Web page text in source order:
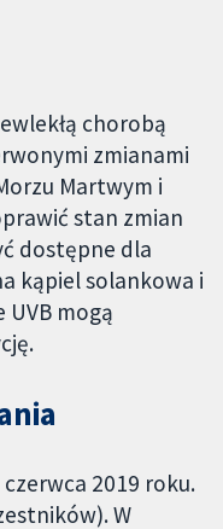
chorobą
zmianami
Martwym i
stan zmian
dostępne dla
kąpiel solankowa i
mogą
2019 roku.
W